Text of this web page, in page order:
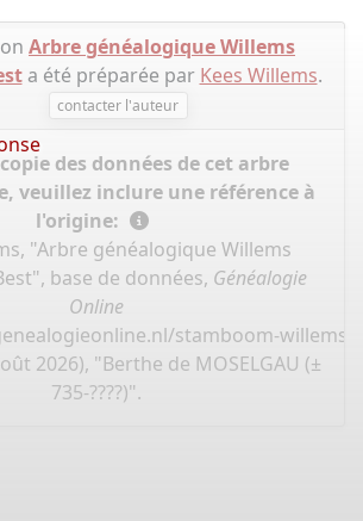
Arbre généalogique Willems
a été préparée par Kees Willems.
contacter l'auteur
des données de cet arbre
veuillez inclure une référence à
l'origine:
"Arbre généalogique Willems
base de données, Généalogie
Online
stamboom-willems-
2026), "Berthe de MOSELGAU (±
735-????)".